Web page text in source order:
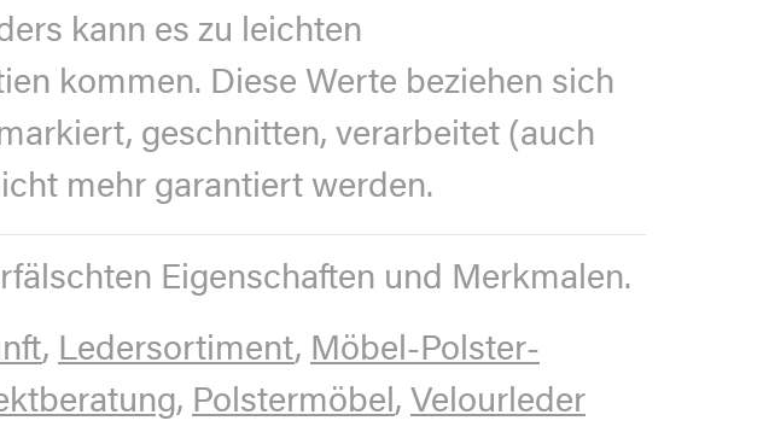
kann es zu leichten
kommen. Diese Werte beziehen sich
geschnitten, verarbeitet (auch
mehr garantiert werden.
Eigenschaften und Merkmalen.
, Ledersortiment, Möbel-Polster-
, Polstermöbel, Velourleder